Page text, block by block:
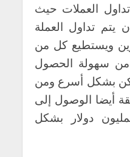
العملات حيث
يتم تداول العملة
ويستطيع كل من
من سهولة الحصول
بشكل أسرع ومن
أيضا الوصول إلى
دولار بشكل